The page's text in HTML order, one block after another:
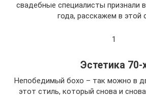
свадебные специалисты признали
года, расскажем в этой
1
Эстетика 70-
Непобедимый бохо – так можно в
этот стиль, который снова и